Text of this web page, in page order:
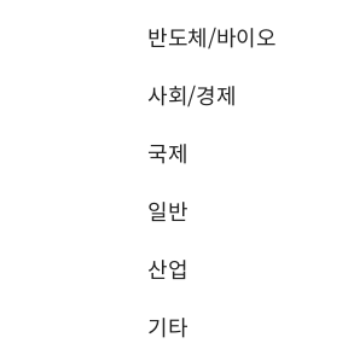
반도체/바이오
사회/경제
국제
일반
산업
기타